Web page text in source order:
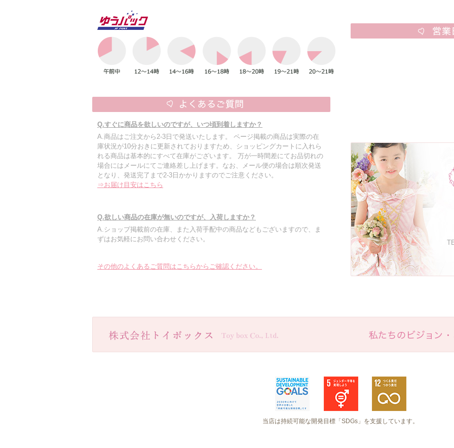
Q.すぐに商品を欲しいのですが、いつ頃到着しますか？
A.商品はご注文から2-3日で発送いたします。 ページ掲載の商品は実際の在
庫状況が10分おきに更新されておりますため、ショッピングカートに入れら
れる商品は基本的にすべて在庫がございます。 万が一時間差にてお品切れの
場合にはメールにてご連絡差し上げます。なお、メール便の場合は順次発送
となり、発送完了まで2-3日かかりますのでご注意ください。
⇒お届け目安はこちら
Q.欲しい商品の在庫が無いのですが、入荷しますか？
A.ショップ掲載前の在庫、また入荷手配中の商品などもございますので、ま
ずはお気軽にお問い合わせください。
その他のよくあるご質問はこちらからご確認ください。
当店は持続可能な開発目標「SDGs」を支援しています。